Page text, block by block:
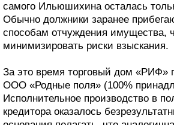
самого Ильюшихина осталась
Обычно должники заранее
способам отчуждения имущества,
минимизировать риски взыскания.
За это время торговый дом «РИФ»
ООО «Родные поля» (100%
Исполнительное производство в
кредитора оказалось